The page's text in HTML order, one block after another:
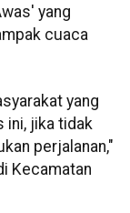
yang
cuaca
yang
ini, jika tidak
perjalanan,"
Kecamatan